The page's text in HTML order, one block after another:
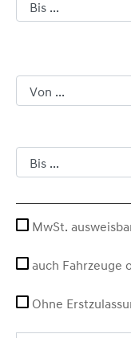
MwSt.
auch Fahrzeuge
Ohne